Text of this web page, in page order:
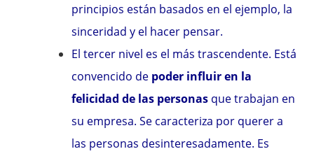
principios están basados en el ejemplo, la
sinceridad y el hacer pensar.
El tercer nivel es el más trascendente. Está
convencido de poder influir en la
felicidad de las personas que trabajan en
su empresa. Se caracteriza por querer a
las personas desinteresadamente. Es